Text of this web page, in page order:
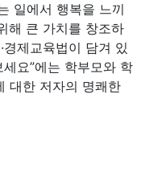
일에서 행복을 느끼
해 큰 가치를 창조하
제교육법이 담겨 있
요”에는 학부모와 학
대한 저자의 명쾌한